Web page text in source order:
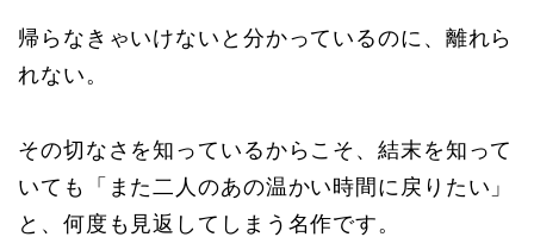
帰らなきゃいけないと分かっているのに、離れら
れない。
その切なさを知っているからこそ、結末を知って
いても「また二人のあの温かい時間に戻りたい」
と、何度も見返してしまう名作です。